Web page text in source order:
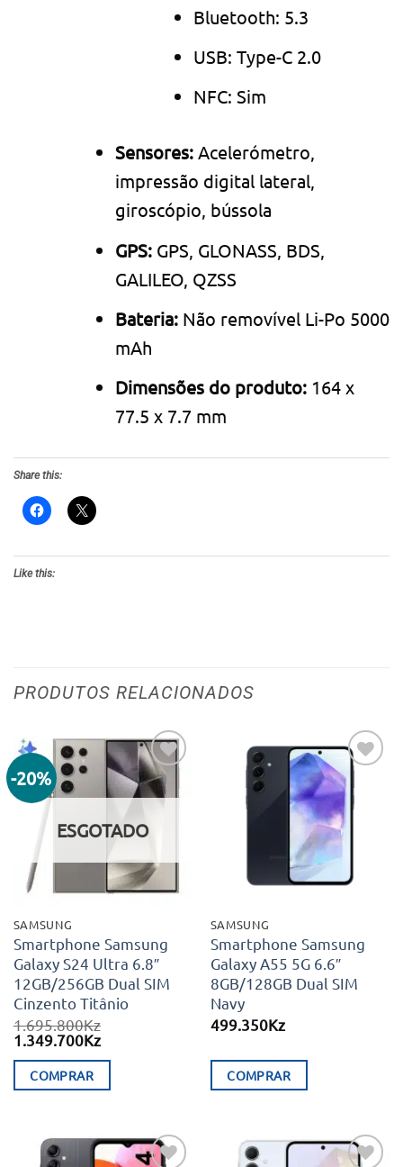
Bluetooth: 5.3
USB: Type-C 2.0
NFC: Sim
Sensores:Acelerómetro,
impressão digital lateral,
giroscópio, bússola
GPS:GPS, GLONASS, BDS,
GALILEO, QZSS
Bateria: Não removível Li-Po 5000
mAh
Dimensões do produto:164 x
77.5 x 7.7 mm
Share this:
Like this:
PRODUTOS RELACIONADOS
-20%
Adicionar
aos meus
ESGOTADO
SAMSUNG
Smartphone Samsung
Galaxy S24 Ultra 6.8″
12GB/256GB Dual SIM
Cinzento Titânio
1.695.800Kz
O
original
era:
1.349.700KzO
é:
COMPRAR
Adicionar
aos meus
desejos
SAMSUNG
Smartphone Samsung
Galaxy A55 5G 6.6″
8GB/128GB Dual SIM
Navy
499.350Kz
COMPRAR